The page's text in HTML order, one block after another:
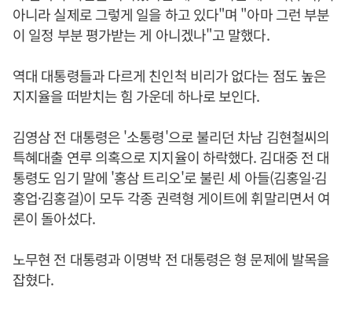
아니라 실제로 그렇게 일을 하고 있다"며 "아마 그런 부분
이 일정 부분 평가받는 게 아니겠나"고 말했다.
역대 대통령들과 다르게 친인척 비리가 없다는 점도 높은
지지율을 떠받치는 힘 가운데 하나로 보인다.
김영삼 전 대통령은 '소통령'으로 불리던 차남 김현철씨의
특혜대출 연루 의혹으로 지지율이 하락했다. 김대중 전 대
통령도 임기 말에 '홍삼 트리오'로 불린 세 아들(김홍일·김
홍업·김홍걸)이 모두 각종 권력형 게이트에 휘말리면서 여
론이 돌아섰다.
노무현 전 대통령과 이명박 전 대통령은 형 문제에 발목을
잡혔다.